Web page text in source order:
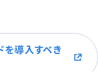
を導入すべき